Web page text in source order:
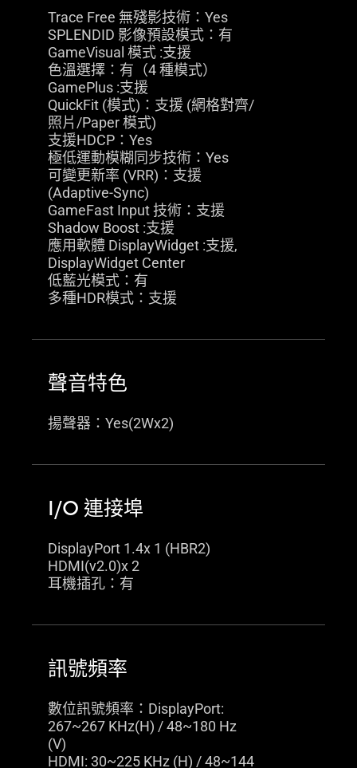
Trace Free 無殘影技術：Yes
SPLENDID 影像預設模式：有
GameVisual 模式 :支援
色溫選擇：有（4 種模式）
GamePlus :支援
QuickFit (模式)：支援 (網格對齊/
照片/Paper 模式)
支援HDCP：Yes
極低運動模糊同步技術：Yes
可變更新率 (VRR)：支援
(Adaptive-Sync)
GameFast Input 技術：支援
Shadow Boost :支援
應用軟體 DisplayWidget :支援,
DisplayWidget Center
低藍光模式：有
多種HDR模式：支援
聲音特色
揚聲器：Yes(2Wx2)
I/O 連接埠
DisplayPort 1.4x 1 (HBR2)
HDMI(v2.0)x 2
耳機插孔：有
訊號頻率
數位訊號頻率：DisplayPort:
267~267 KHz(H) / 48~180 Hz
(V)
HDMI: 30~225 KHz (H) / 48~144